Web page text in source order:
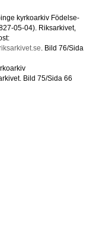
kyrkoarkiv Födelse-
05-04). Riksarkivet,
. Bild 76/Sida
Bild 75/Sida 66